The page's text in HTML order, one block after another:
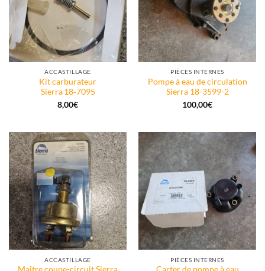
ACCASTILLAGE
Kit carburateur
Sierra 18‑7095
8,00€
PIÈCES INTERNES
Pompe à eau de circulation
Sierra 18-3599-2
100,00€
ACCASTILLAGE PIÈCES INTERNES